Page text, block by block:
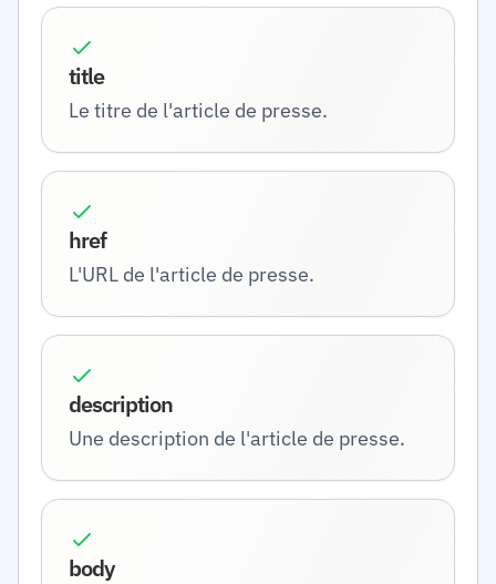
title
Le titre de l'article de presse.
href
L'URL de l'article de presse.
description
Une description de l'article de presse.
body